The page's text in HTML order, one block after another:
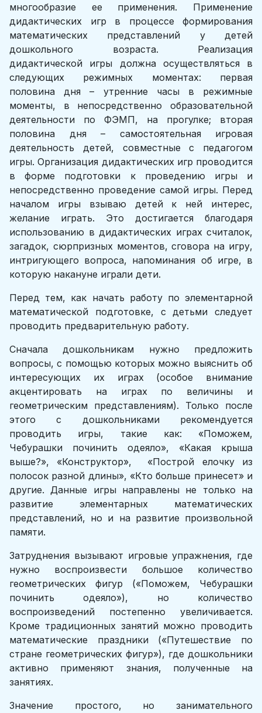
многообразие ее применения. Применение
дидактических игр в процессе формирования
математических представлений у детей
дошкольного возраста. Реализация
дидактической игры должна осуществляться в
следующих режимных моментах: первая
половина дня – утренние часы в режимные
моменты, в непосредственно образовательной
деятельности по ФЭМП, на прогулке; вторая
половина дня – самостоятельная игровая
деятельность детей, совместные с педагогом
игры. Организация дидактических игр проводится
в форме подготовки к проведению игры и
непосредственно проведение самой игры. Перед
началом игры взываю детей к ней интерес,
желание играть. Это достигается благодаря
использованию в дидактических играх считалок,
загадок, сюрпризных моментов, сговора на игру,
интригующего вопроса, напоминания об игре, в
которую накануне играли дети.
Перед тем, как начать работу по элементарной
математической подготовке, с детьми следует
проводить предварительную работу.
Сначала дошкольникам нужно предложить
вопросы, с помощью которых можно выяснить об
интересующих их играх (особое внимание
акцентировать на играх по величины и
геометрическим представлениям). Только после
этого с дошкольниками рекомендуется
проводить игры, такие как: «Поможем,
Чебурашки починить одеяло», «Какая крыша
выше?», «Конструктор», «Построй елочку из
полосок разной длины», «Кто больше принесет» и
другие. Данные игры направлены не только на
развитие элементарных математических
представлений, но и на развитие произвольной
памяти.
Затруднения вызывают игровые упражнения, где
нужно воспроизвести большое количество
геометрических фигур («Поможем, Чебурашки
починить одеяло»), но количество
воспроизведений постепенно увеличивается.
Кроме традиционных занятий можно проводить
математические праздники («Путешествие по
стране геометрических фигур»), где дошкольники
активно применяют знания, полученные на
занятиях.
Значение простого, но занимательного